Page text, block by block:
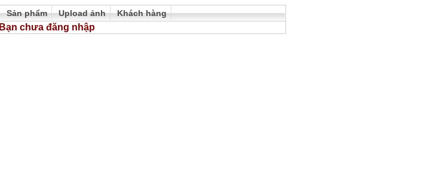
Sản phẩm Upload ảnh Khách hàng
Bạn chưa đăng nhập